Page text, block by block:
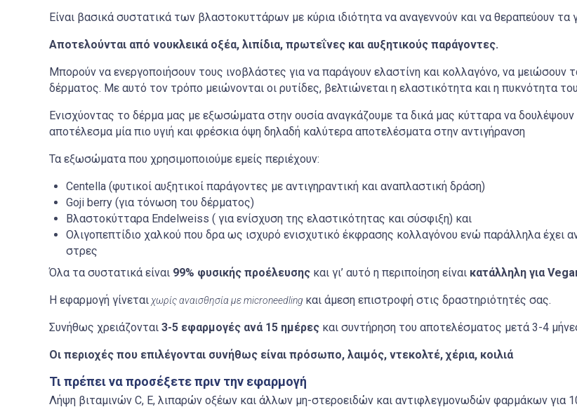
Είναι βασικά συστατικά των βλαστοκυττάρων με κύρια ιδιότητα να αναγεννούν και να θεραπεύουν τα
Αποτελούνται από νουκλεικά οξέα, λιπίδια, πρωτεΐνες και αυξητικούς παράγοντες.
Μπορούν να ενεργοποιήσουν τους ινοβλάστες για να παράγουν ελαστίνη και κολλαγόνο, να μειώσουν
δέρματος. Mε αυτό τον τρόπο μειώνονται οι ρυτίδες, βελτιώνεται η ελαστικότητα και η πυκνότητα
Ενισχύοντας το δέρμα μας με εξωσώματα στην ουσία αναγκάζουμε τα δικά μας κύτταρα να
αποτέλεσμα μία πιο υγιή και φρέσκια όψη δηλαδή καλύτερα αποτελέσματα στην αντιγήρανση
Τα εξωσώματα που χρησιμοποιούμε εμείς περιέχουν:
Centella (φυτικοί αυξητικοί παράγοντες με αντιγηραντική και αναπλαστική δράση)
Goji berry (για τόνωση του δέρματος)
Βλαστοκύτταρα Endelweiss ( για ενίσχυση της ελαστικότητας και σύσφιξη) και
Ολιγοπεπτίδιο χαλκού που δρα ως ισχυρό ενισχυτικό έκφρασης κολλαγόνου ενώ παράλληλα έχει
στρες
Όλα τα συστατικά είναι 99% φυσικής προέλευσης και γι’ αυτό η περιποίηση είναι κατάλληλη για
Η εφαρμογή γίνεται χωρίς αναισθησία μεmicroneedling και άμεση επιστροφή στις δραστηριότητές σας.
Συνήθως χρειάζονται 3-5 εφαρμογές ανά 15 ημέρες και συντήρηση του αποτελέσματος μετά 3-4
Οι περιοχές που επιλέγονται συνήθως είναι πρόσωπο, λαιμός, ντεκολτέ, χέρια, κοιλιά
Τι πρέπει να προσέξετε πριν την εφαρμογή
Λήψη βιταμινών C, E, λιπαρών οξέων και άλλων μη-στεροειδών και αντιφλεγμονωδών φαρμάκων για